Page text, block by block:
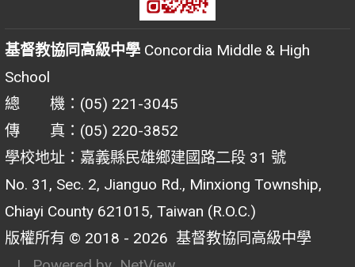
基督教協同高級中學 Concordia Middle & High
School
總 機：(05) 221-3045
傳 真：(05) 220-3852
學校地址：嘉義縣民雄鄉建國路二段 31 號
No. 31, Sec. 2, Jianguo Rd., Minxiong Township,
Chiayi County 621015, Taiwan (R.O.C.)
版權所有 © 2018 - 2026 基督教協同高級中學